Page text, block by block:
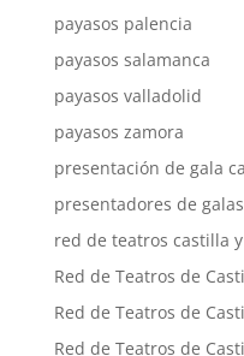
payasos palencia
payasos salamanca
payasos valladolid
payasos zamora
presentación de gala
presentadores de galas
red de teatros castilla
Red de Teatros de
Red de Teatros de
Red de Teatros de